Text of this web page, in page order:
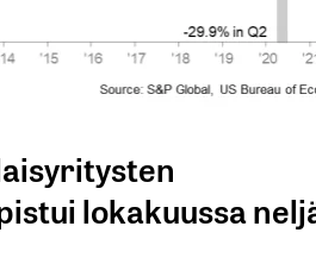
lokakuussa